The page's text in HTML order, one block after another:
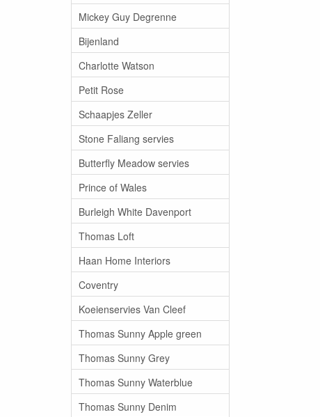
Mickey Guy Degrenne
Bijenland
Charlotte Watson
Petit Rose
Schaapjes Zeller
Stone Faliang servies
Butterfly Meadow servies
Prince of Wales
Burleigh White Davenport
Thomas Loft
Haan Home Interiors
Coventry
Koeienservies Van Cleef
Thomas Sunny Apple green
Thomas Sunny Grey
Thomas Sunny Waterblue
Thomas Sunny Denim